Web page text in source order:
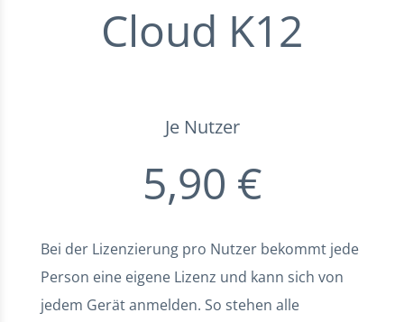
Cloud K12
Je Nutzer
5,90 €
Bei der Lizenzierung pro Nutzer bekommt jede
Person eine eigene Lizenz und kann sich von
jedem Gerät anmelden. So stehen alle